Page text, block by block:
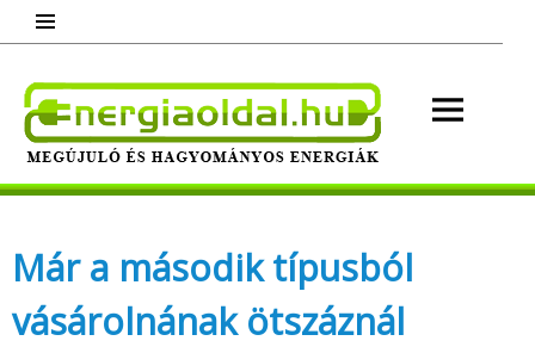
content
Megújuló és hagyományos energiák.
Már a második típusból
vásárolnának ötszáznál